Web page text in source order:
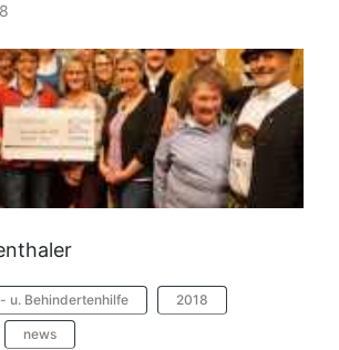
u. Behindertenhilfe 2018
news